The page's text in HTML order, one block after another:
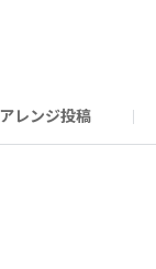
アレンジ投稿